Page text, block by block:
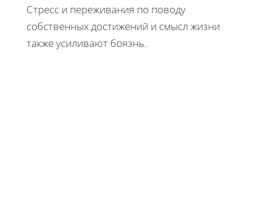
Стресс и переживания по поводу
собственных достижений и смысл жизни
также усиливают боязнь.